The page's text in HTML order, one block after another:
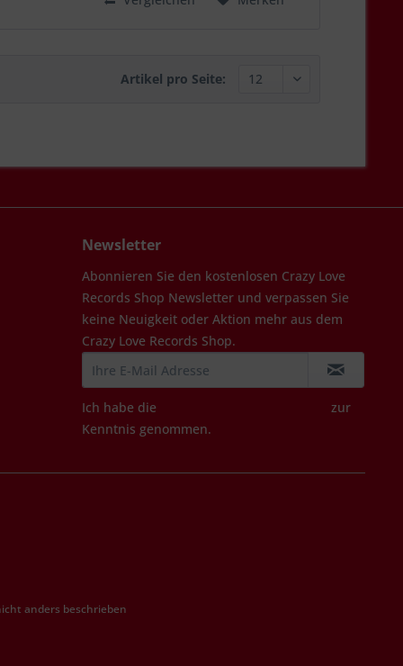
Artikel pro Seite:
Newsletter
Abonnieren Sie den kostenlosen Crazy Love
Records Shop Newsletter und verpassen Sie
keine Neuigkeit oder Aktion mehr aus dem
Crazy Love Records Shop.
Ich habe die
zur
Kenntnis genommen.
anders beschrieben